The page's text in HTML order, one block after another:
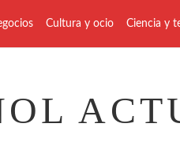
Cultura y ocio Ciencia y